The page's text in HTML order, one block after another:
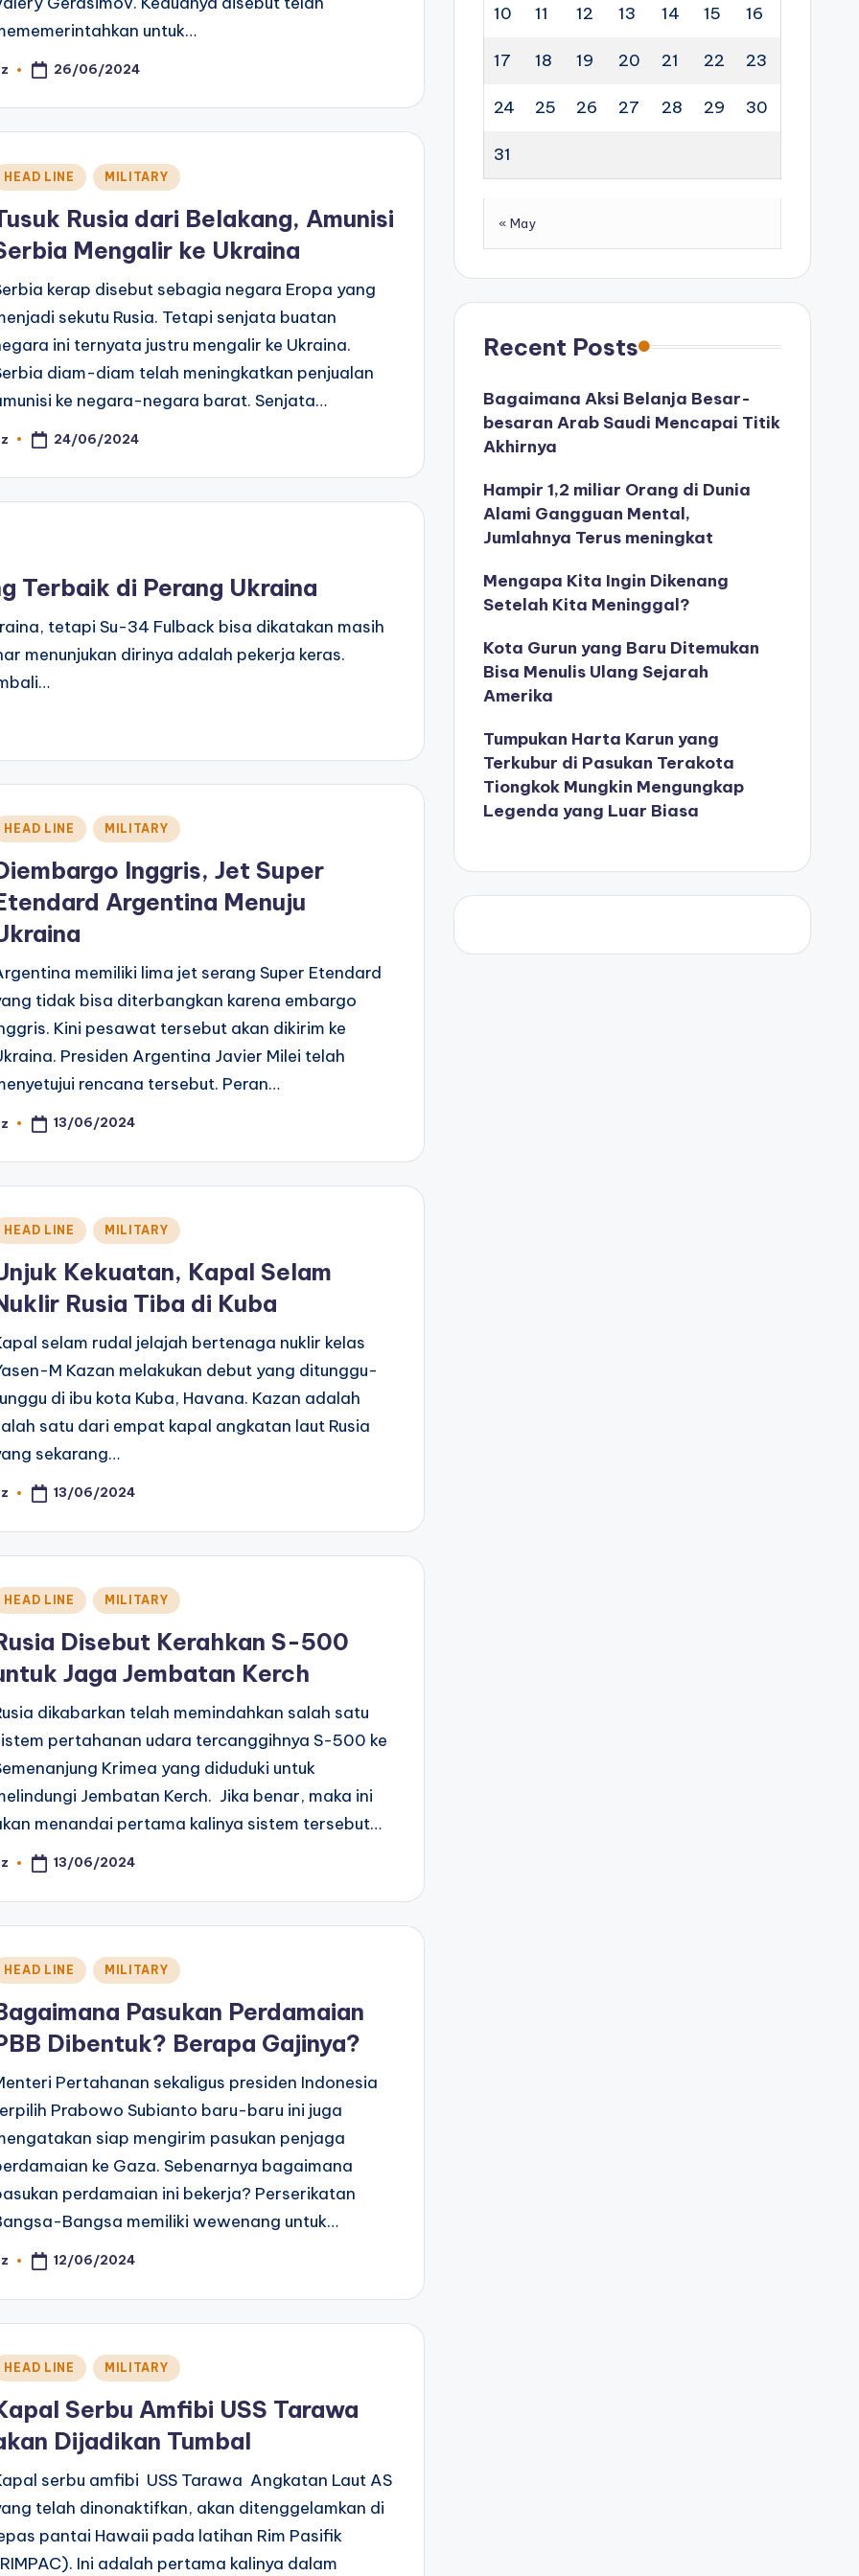
untuk…
26/06/2024
HEAD LINE MILITARY
Rusia dari Belakang, Amunisi
Mengalir ke Ukraina
kerap disebut sebagia negara Eropa yang
sekutu Rusia. Tetapi senjata buatan
ini ternyata justru mengalir ke Ukraina.
diam-diam telah meningkatkan penjualan
ke negara-negara barat. Senjata…
24/06/2024
Terbaik di Perang Ukraina
tetapi Su-34 Fulback bisa dikatakan masih
menunjukan dirinya adalah pekerja keras.
HEAD LINE MILITARY
Inggris, Jet Super
Argentina Menuju
memiliki lima jet serang Super Etendard
tidak bisa diterbangkan karena embargo
Kini pesawat tersebut akan dikirim ke
Presiden Argentina Javier Milei telah
rencana tersebut. Peran…
13/06/2024
HEAD LINE MILITARY
Kekuatan, Kapal Selam
Rusia Tiba di Kuba
selam rudal jelajah bertenaga nuklir kelas
M Kazan melakukan debut yang ditunggu-
di ibu kota Kuba, Havana. Kazan adalah
satu dari empat kapal angkatan laut Rusia
sekarang…
13/06/2024
HEAD LINE MILITARY
Disebut Kerahkan S-500
Jaga Jembatan Kerch
dikabarkan telah memindahkan salah satu
pertahanan udara tercanggihnya S-500 ke
Krimea yang diduduki untuk
Jembatan Kerch. Jika benar, maka ini
menandai pertama kalinya sistem tersebut…
13/06/2024
HEAD LINE MILITARY
Pasukan Perdamaian
Dibentuk? Berapa Gajinya?
Pertahanan sekaligus presiden Indonesia
Prabowo Subianto baru-baru ini juga
siap mengirim pasukan penjaga
ke Gaza. Sebenarnya bagaimana
perdamaian ini bekerja? Perserikatan
Bangsa memiliki wewenang untuk…
12/06/2024
HEAD LINE MILITARY
Serbu Amfibi USS Tarawa
Dijadikan Tumbal
serbu amfibi USS Tarawa Angkatan Laut AS
telah dinonaktifkan, akan ditenggelamkan di
pantai Hawaii pada latihan Rim Pasifik
Ini adalah pertama kalinya dalam
10 11 12 13 14 15 16
17 18 19 20 21 22 23
24 25 26 27 28 29 30
31
« May
Recent Posts
Bagaimana Aksi Belanja Besar-
besaran Arab Saudi Mencapai Titik
Akhirnya
Hampir 1,2 miliar Orang di Dunia
Alami Gangguan Mental,
Jumlahnya Terus meningkat
Mengapa Kita Ingin Dikenang
Setelah Kita Meninggal?
Kota Gurun yang Baru Ditemukan
Bisa Menulis Ulang Sejarah
Amerika
Tumpukan Harta Karun yang
Terkubur di Pasukan Terakota
Tiongkok Mungkin Mengungkap
Legenda yang Luar Biasa